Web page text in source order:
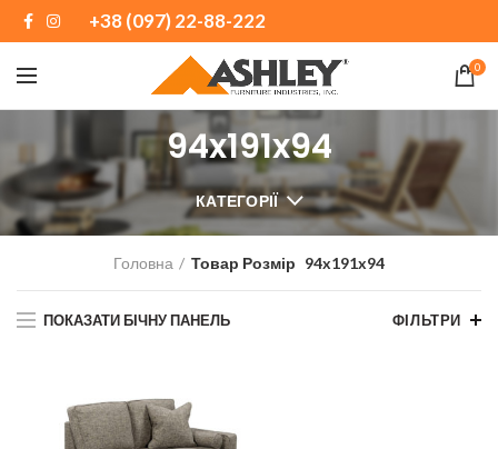
+38 (097) 22-88-222
0
94x191x94
КАТЕГОРІЇ
Головна Товар Розмір 94x191x94
ПОКАЗАТИ БІЧНУ ПАНЕЛЬ ФІЛЬТРИ